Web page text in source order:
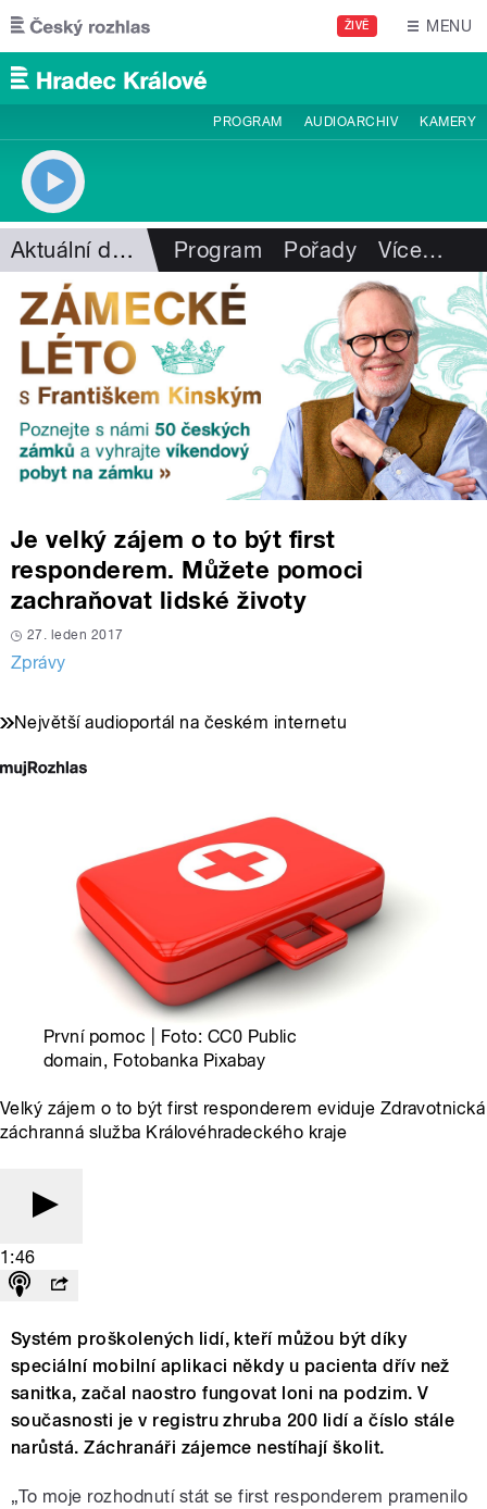
Přejít k hlavnímu obsahu
ŽIVĚ MENU
PROGRAM AUDIOARCHIV KAMERY
Aktuální dění Program Pořady Více…
Je velký zájem o to být first
responderem. Můžete pomoci
zachraňovat lidské životy
27. leden 2017
Zprávy
Největší audioportál na českém internetu
První pomoc | Foto: CC0 Public
domain, Fotobanka Pixabay
Velký zájem o to být first responderem eviduje Zdravotnická
záchranná služba Královéhradeckého kraje
1:46
Systém proškolených lidí, kteří můžou být díky
speciální mobilní aplikaci někdy u pacienta dřív než
sanitka, začal naostro fungovat loni na podzim. V
současnosti je v registru zhruba 200 lidí a číslo stále
narůstá. Záchranáři zájemce nestíhají školit.
„To moje rozhodnutí stát se first responderem pramenilo